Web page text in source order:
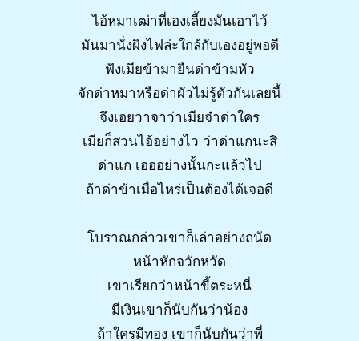
ไอ้หมาเฒ่าที่เองเลี้ยงมันเอาไว้
มันมานั่งผิงไฟล่ะใกล้กับเองอยู่พอดี
ฟังเมียข้ามายืนด่าข้ามหัว
จักด่าหมาหรือด่าผัวไม่รู้ตัวกันเลยนี้
จึงเอยวาจาว่าเมียจ๋าด่าใคร
เมียก็สวนไอ้อย่างไว ว่าด่าแกนะสิ
ด่าแก เอออย่างนั้นกะแล้วไป
ถ้าด่าข้าเมื่อไหร่เป็นต้องได้เจอดี
โบราณกล่าวเขาก็เล่าอย่างถนัด
หน้าหักจวักหวัด
เขาเรียกว่าหน้าขี้ตระหนี่
มีเงินเขาก็นับกันว่าน้อง
ถ้าใครมีทอง เขาก็นับกันว่าพี่